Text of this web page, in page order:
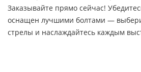
Заказывайте прямо сейчас!
оснащен лучшими болтами —
стрелы и наслаждайтесь каждым